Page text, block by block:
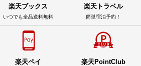
楽天ブックス
いつでも全品送料無料
楽天トラベル
簡単宿泊予約！
楽天ペイ 楽天PointClub